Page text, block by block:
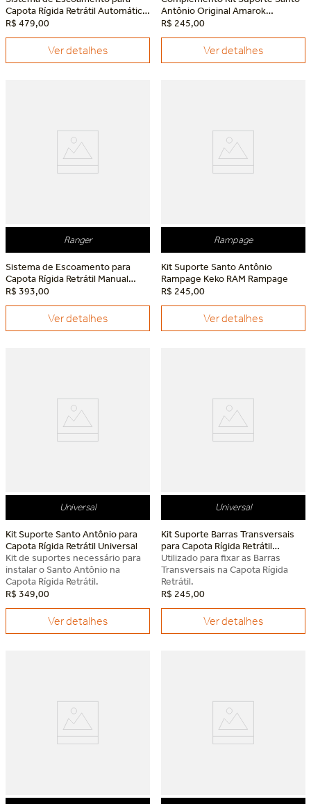
Capota Rígida Retrátil Automática
Ranger Black/Ranger Limited
R$ 479,00
Ver detalhes
Antônio Original Amarok
Volkswagen Amarok
R$ 245,00
Ver detalhes
Ranger
Sistema de Escoamento para
Capota Rígida Retrátil Manual
Ranger Black/Ranger Limited
R$ 393,00
Ver detalhes
Rampage
Kit Suporte Santo Antônio
Rampage Keko RAM Rampage
R$ 245,00
Ver detalhes
Universal
Kit Suporte Santo Antônio para
Capota Rígida Retrátil Universal
Kit de suportes necessário para
instalar o Santo Antônio na
Capota Rígida Retrátil.
R$ 349,00
Ver detalhes
Universal
Kit Suporte Barras Transversais
para Capota Rígida Retrátil
Universal
Utilizado para fixar as Barras
Transversais na Capota Rígida
Retrátil.
R$ 245,00
Ver detalhes